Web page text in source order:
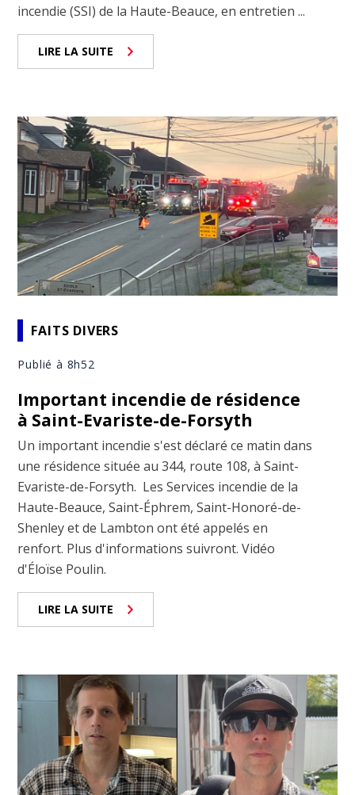
incendie (SSI) de la Haute-Beauce, en entretien ...
LIRE LA SUITE
FAITS DIVERS
Publié à 8h52
Important incendie de résidence
à Saint-Evariste-de-Forsyth
Un important incendie s'est déclaré ce matin dans
une résidence située au 344, route 108, à Saint-
Evariste-de-Forsyth. Les Services incendie de la
Haute-Beauce, Saint-Éphrem, Saint-Honoré-de-
Shenley et de Lambton ont été appelés en
renfort. Plus d'informations suivront. Vidéo
d'Éloïse Poulin.
LIRE LA SUITE